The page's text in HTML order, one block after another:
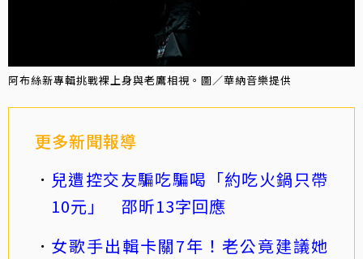
阿布絲新專輯挑戰裸上身與老鷹相視。圖／華納音樂提供
更多新聞報導
兒遭控交友騙吃騙喝「約吃火鍋只帶
10元」 邵昕13字回應
女歌手出輯卡關7年！老公竟建議她